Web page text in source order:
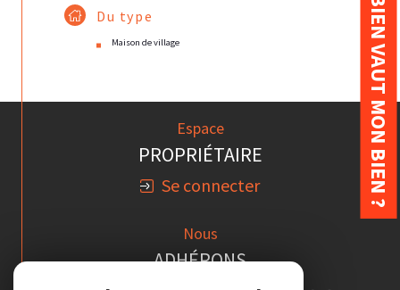
COMBIEN VAUT MON BIEN ?
Du type
Maison de village
Espace
PROPRIÉTAIRE
Se connecter
Nous
ADHÉRONS